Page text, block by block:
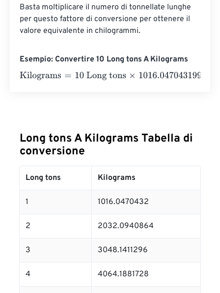
Basta moltiplicare il numero di tonnellate lunghe
per questo fattore di conversione per ottenere il
valore equivalente in chilogrammi.
Esempio: Convertire 10 Long tons A Kilograms
Kilograms=10 Long tons×1016.047043199982=
Long tons A Kilograms Tabella di
conversione
Long tons Kilograms
1 1016.0470432
2 2032.0940864
3 3048.1411296
4 4064.1881728